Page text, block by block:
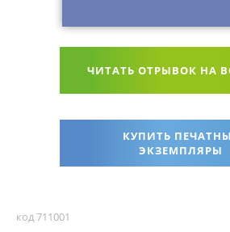
ЧИТАТЬ ОТРЫВОК НА
КУПИТЬ
ЭКЗЕМПЛЯРЫ
код 711001